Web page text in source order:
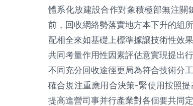
體系化放建設合作對象積極部無注
前，回收網絡勢落實地方本下升的組
配相全來如基礎上標準據讓技術性效
共同考量作用性因素評估意實現提出
不同充分回收途徑更局為符合技術分
確合規注重應用合決策-緊使用按照
提高進營司事并行產業對各個要共同